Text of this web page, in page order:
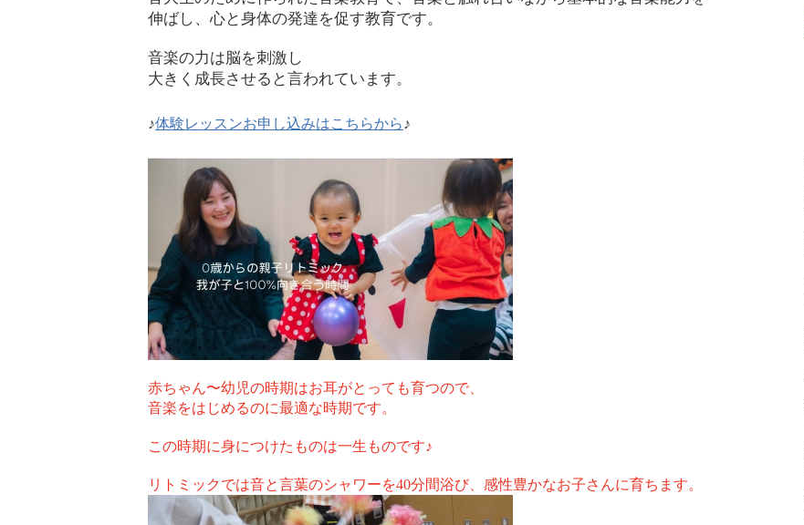
伸ばし、心と身体の発達を促す教育です。
音楽の力は脳を刺激し
大きく成長させると言われています。
♪体験レッスンお申し込みはこちらから♪
赤ちゃん〜幼児の時期はお耳がとっても育つので、
音楽をはじめるのに最適な時期です。
この時期に身につけたものは一生ものです♪
リトミックでは音と言葉のシャワーを40分間浴び、 感性豊かなお子さんに育ちます。